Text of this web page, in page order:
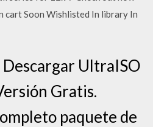
cart Soon Wishlisted In library In
UltraISO
Gratis.
paquete de